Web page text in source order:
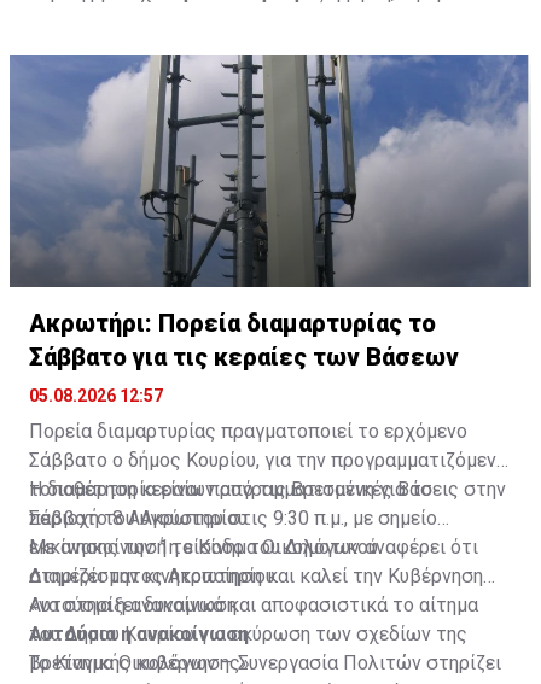
του Δεκεμβρίου.
μελών, την οργανωτική αναδιάρθρωση του κόμματος
και την ενίσχυση της εσωκομματικής ενότητας.
Ακρωτήρι: Πορεία διαμαρτυρίας το
Σάββατο για τις κεραίες των Βάσεων
05.08.2026 12:57
Πορεία διαμαρτυρίας πραγματοποιεί το ερχόμενο
Σάββατο ο δήμος Κουρίου, για την προγραμματιζόμενη
τοποθέτηση κεραίων από τις Βρετανικές Βάσεις στην
περιοχή του Ακρωτηρίου.
Η διαμαρτυρία είναι προγραμματισμένη για το
Σάββατο 8 Αυγούστου στις 9:30 π.μ., με σημείο
εκκίνησης την 1η είσοδο του Δημοτικού
Διαμερίσματος Ακρωτηρίου.
Με ανακοίνωσή το Κίνημα Οικολόγων αναφέρει ότι
στηρίζει την κινητοποίηση και καλεί την Κυβέρνηση
«να στηρίξει δυναμικά και αποφασιστικά το αίτημα
του Δήμου Κουρίου για ακύρωση των σχεδίων της
βρετανικής κυβέρνησης».
Αυτούσια η ανακοίνωση
Αυτούσια η ανακοίνωση
Το Κίνημα Οικολόγων – Συνεργασία Πολιτών στηρίζει